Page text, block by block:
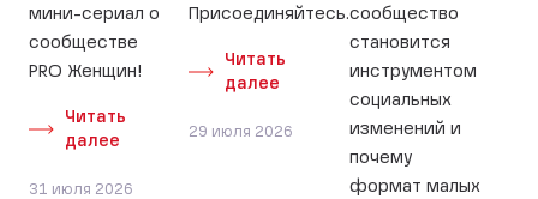
мини-сериал о
сообществе
PRO Женщин!
Читать
далее
31 июля 2026
Присоединяйтесь.
Читать
далее
29 июля 2026
сообщество
становится
инструментом
социальных
изменений и
почему
формат малых